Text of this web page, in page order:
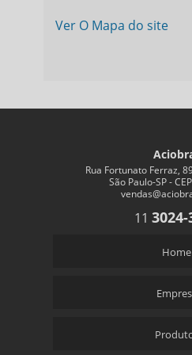
Ver O Mapa do site
Rua Fortunato Ferraz,
São Paulo-SP -
11 3024-
Home